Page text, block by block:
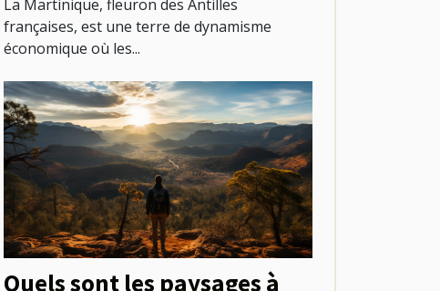
La Martinique, fleuron des Antilles
françaises, est une terre de dynamisme
économique où les...
Quels sont les paysages à